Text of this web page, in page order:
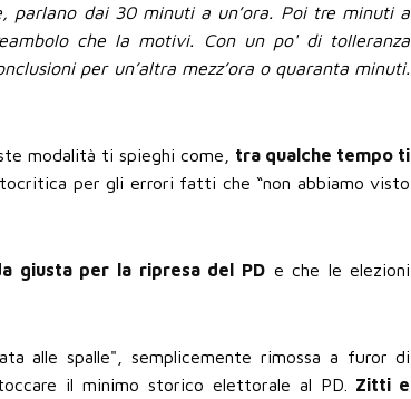
parlano dai 30 minuti a un’ora. Poi tre minuti a
che la motivi. Con un po' di tolleranza
per un’altra mezz’ora o quaranta minuti.
modalità ti spieghi come, tra qualche tempo ti
per gli errori fatti che “non abbiamo visto
giusta per la ripresa del PDe che le elezioni
alle spalle", semplicemente rimossa a furor di
il minimo storico elettorale al PD. Zitti e